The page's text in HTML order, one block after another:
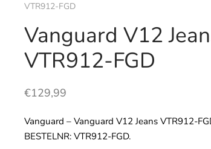
VTR912-FGD
Vanguard V12
VTR912-FGD
€129,99
Vanguard – Vanguard V12 Jeans VTR912-
BESTELNR: VTR912-FGD.